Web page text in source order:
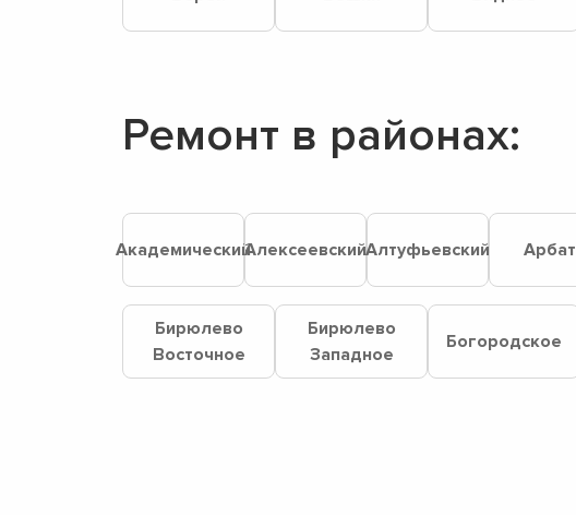
Ремонт в районах:
АкадемическийАлексеевскийАлтуфьевский Арбат
Бирюлево
Восточное
Бирюлево
Западное
Богородское